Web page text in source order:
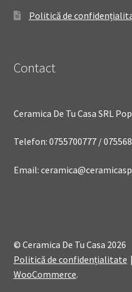
Politică de
Contact
Ceramica De Tu Casa SRL
Telefon: 0755700777 /
Email:
© Ceramica De Tu Casa 2026
Politică de confidențialitate
WooCommerce.